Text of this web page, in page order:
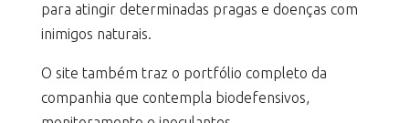
para atingir determinadas pragas e doenças com
inimigos naturais.
O site também traz o portfólio completo da
companhia que contempla biodefensivos,